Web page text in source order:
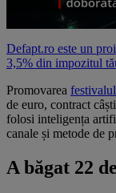
Defapt.ro este un
3,5% din impozitul
Promovarea
de euro, contract
folosi inteligența
canale și metode de
A băgat 22